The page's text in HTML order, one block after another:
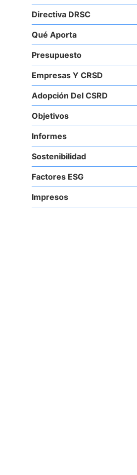
Directiva DRSC
Qué Aporta
Presupuesto
Empresas Y CRSD
Adopción Del CSRD
Objetivos
Informes
Sostenibilidad
Factores ESG
Impresos